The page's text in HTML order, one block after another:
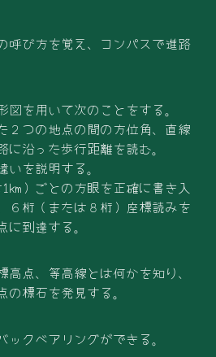
呼び方を覚え、コンパスで進路
図を用いて次のことをする。
つの地点の間の方位角、直線
に沿った歩行距離を読む。
を説明する。
）ごとの方眼を正確に書き入
６桁（または８桁）座標読みを
到達する。
高点、等高線とは何かを知り、
標石を発見する。
ックベアリングができる。